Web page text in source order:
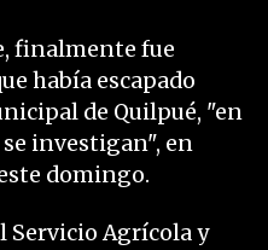
finalmente fue
había escapado
de Quilpué, "en
investigan", en
domingo.
Servicio Agrícola y